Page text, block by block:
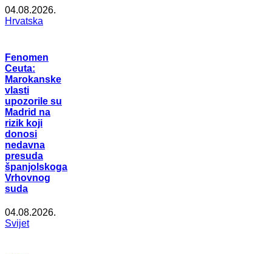
04.08.2026.
Hrvatska
Fenomen
Ceuta:
Marokanske
vlasti
upozorile su
Madrid na
rizik koji
donosi
nedavna
presuda
španjolskoga
Vrhovnog
suda
04.08.2026.
Svijet